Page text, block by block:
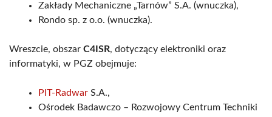
Zakłady Mechaniczne „Tarnów” S.A. (wnuczka),
Rondo sp. z o.o. (wnuczka).
Wreszcie, obszar C4ISR, dotyczący elektroniki oraz
informatyki, w PGZ obejmuje:
PIT-Radwar S.A.,
Ośrodek Badawczo – Rozwojowy Centrum Techniki